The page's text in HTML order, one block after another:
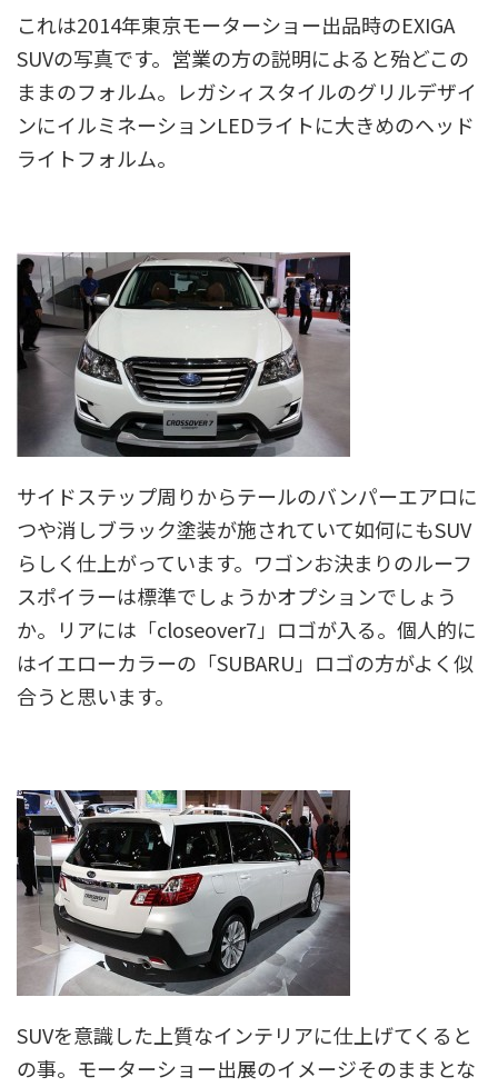
これは2014年東京モーターショー出品時のEXIGA
SUVの写真です。営業の方の説明によると殆どこの
ままのフォルム。レガシィスタイルのグリルデザイ
ンにイルミネーションLEDライトに大きめのヘッド
ライトフォルム。
サイドステップ周りからテールのバンパーエアロに
つや消しブラック塗装が施されていて如何にもSUV
らしく仕上がっています。ワゴンお決まりのルーフ
スポイラーは標準でしょうかオプションでしょう
か。リアには「closeover7」ロゴが入る。個人的に
はイエローカラーの「SUBARU」ロゴの方がよく似
合うと思います。
SUVを意識した上質なインテリアに仕上げてくると
の事。モーターショー出展のイメージそのままとな